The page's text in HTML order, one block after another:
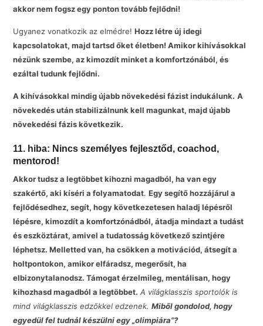
akkor nem fogsz egy ponton tovább fejlődni!
Ugyanez vonatkozik az elmédre!Hozz létre új idegi
kapcsolatokat, majd tartsd őket életben! Amikor kihívásokkal
nézünk szembe, az kimozdít minket a komfortzónából, és
ezáltal tudunk fejlődni.
A kihívásokkal mindig újabb növekedési fázist indukálunk. A
növekedés után stabilizálnunk kell magunkat, majd újabb
növekedési fázis következik.
11. hiba: Nincs személyes fejlesztőd, coachod,
mentorod!
Akkor tudsz a legtöbbet kihozni magadból, ha van egy
szakértő, aki kíséri a folyamatodat.Egy segítő hozzájárul a
fejlődésedhez, segít, hogy következetesen haladj lépésről
lépésre, kimozdít a komfortzónádból, átadja mindazt a tudást
és eszköztárat, amivel a tudatosság következő szintjére
léphetsz. Melletted van, ha csökken a motivációd, átsegít a
holtpontokon, amikor elfáradsz, megerősít, ha
elbizonytalanodsz. Támogat érzelmileg, mentálisan, hogy
kihozhasd magadból a legtöbbet. A világklasszis sportolók is
mind világklasszis edzőkkel edzenek.Miből gondolod, hogy
egyedül fel tudnál készülni egy „olimpiára”?